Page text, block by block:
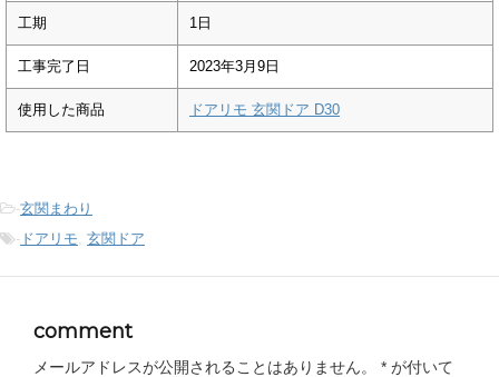
工期 1日
工事完了日 2023年3月9日
使用した商品 ドアリモ 玄関ドア D30
-玄関まわり
- ドアリモ 玄関ドア
comment
メールアドレスが公開されることはありません。 * が付いて